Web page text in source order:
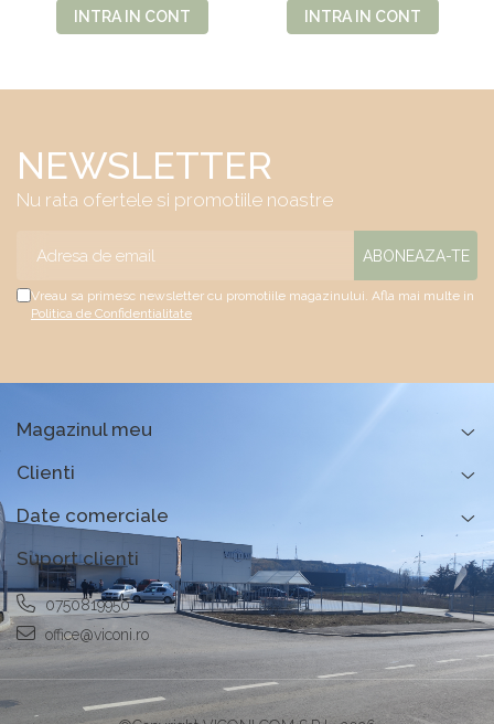
INTRA IN CONT INTRA IN CONT
NEWSLETTER
Nu rata ofertele si promotiile noastre
Vreau sa primesc newsletter cu promotiile magazinului. Afla mai multe in
Politica de Confidentialitate
Magazinul meu
Clienti
Date comerciale
Suport clienti
0750819950
office@viconi.ro